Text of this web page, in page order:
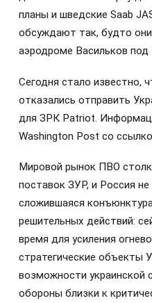
планы и шведские Saab
обсуждают так, будто
аэродроме Васильков под
Сегодня стало известно,
отказались отправить
для ЗРК Patriot.
Washington Post со
Мировой рынок ПВО
поставок ЗУР, и Россия
сложившаяся
решительных действий:
время для усиления
стратегические объекты
возможности украинской
обороны близки к